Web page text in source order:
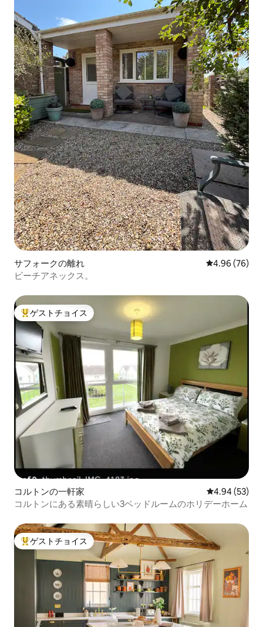
サフォークの離れ レビュー76
4.96 (76)
ビーチアネックス。
大好評のゲストチョイスです。
ゲストチョイス
コルトンの一軒家 レビュー53
4.94 (53)
コルトンにある素晴らしい3ベッドルームのホリデーホーム
大好評のゲストチョイスです。
ゲストチョイス